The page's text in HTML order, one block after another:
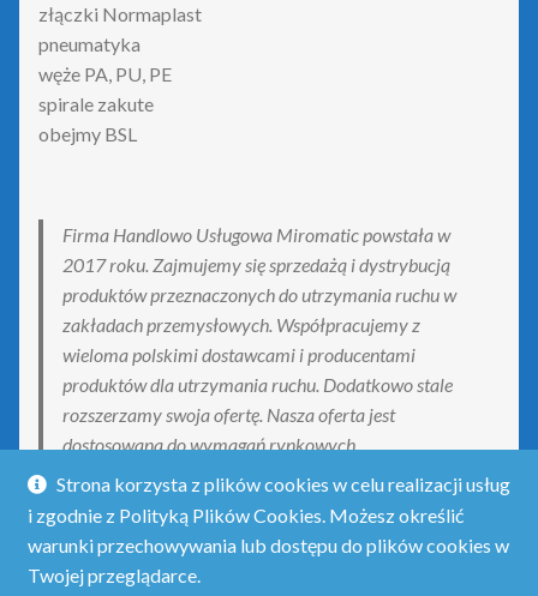
Strona korzysta z plików cookies w celu realizacji usług
i zgodnie z Polityką Plików Cookies. Możesz określić
warunki przechowywania lub dostępu do plików cookies w
Twojej przeglądarce.
złączki Normaplast
pneumatyka
węże PA, PU, PE
spirale zakute
obejmy BSL
Firma Handlowo Usługowa Miromatic powstała w
2017 roku. Zajmujemy się sprzedażą i dystrybucją
produktów przeznaczonych do utrzymania ruchu w
zakładach przemysłowych. Współpracujemy z
wieloma polskimi dostawcami i producentami
produktów dla utrzymania ruchu. Dodatkowo stale
rozszerzamy swoja ofertę. Nasza oferta jest
dostosowana do wymagań rynkowych.